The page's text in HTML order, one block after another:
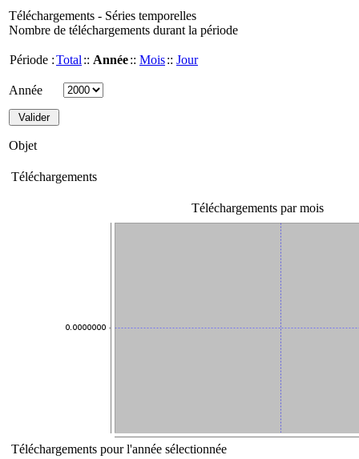
Téléchargements - Séries temporelles
Nombre de téléchargements durant la période
Période :Total :: Année:: Mois:: Jour
Année
Objet
Téléchargements
Téléchargements par mois
Téléchargements pour l'année sélectionnée